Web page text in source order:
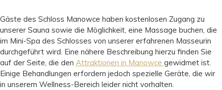
Gäste des Schloss Manowce haben kostenlosen Zugang zu
unserer Sauna sowie die Möglichkeit, eine Massage buchen, die
im Mini-Spa des Schlosses von unserer erfahrenen Masseurin
durchgeführt wird. Eine nähere Beschreibung hierzu finden Sie
auf der Seite, die den Attraktionen in Manowce gewidmet ist.
Einige Behandlungen erfordern jedoch spezielle Geräte, die wir
in unserem Wellness-Bereich leider nicht vorhalten.